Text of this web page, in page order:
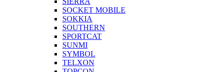
SOCKET MOBILE
SOKKIA
SOUTHERN
SPORTCAT
SUNMI
SYMBOL
TELXON